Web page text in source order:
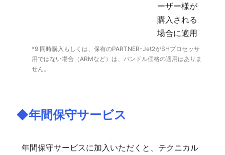
ーザー様が
購入される
場合に適用
*9 同時購入もしくは、保有のPARTNER-Jet2がSHプロセッサ
用ではない場合（ARMなど）は、バンドル価格の適用はありま
せん。
◆年間保守サービス
年間保守サービスに加入いただくと、テクニカル